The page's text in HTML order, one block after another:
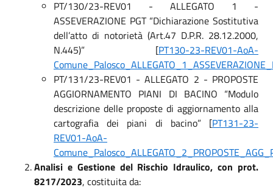
PT/130/23-REV01 - ALLEGATO 1 -
ASSEVERAZIONE PGT “Dichiarazione Sostitutiva
dell’atto di notorietà (Art.47 D.P.R. 28.12.2000,
N.445)” [PT130-23-REV01-AoA-
PT/131/23-REV01 - ALLEGATO 2 - PROPOSTE
AGGIORNAMENTO PIANI DI BACINO “Modulo
descrizione delle proposte di aggiornamento alla
cartografia dei piani di bacino” [PT131-23-
REV01-AoA-
Analisi e Gestione del Rischio Idraulico, con prot.
8217/2023, costituita da: